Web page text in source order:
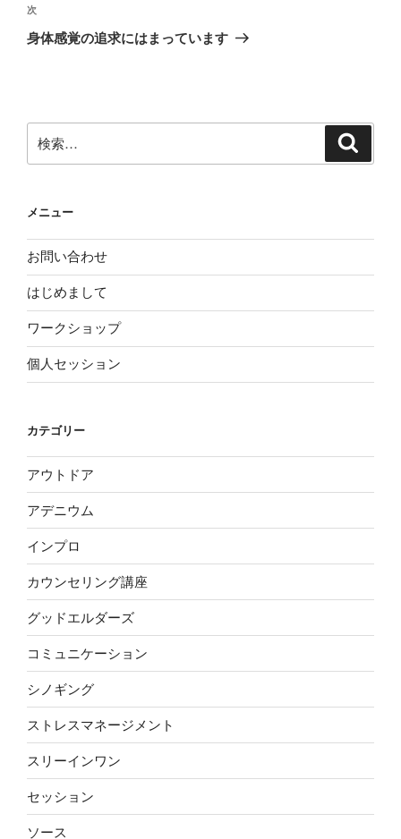
ビ
ゲ
ン
稿
次
の
次
身体感覚の追求にはまっています
索:
メニュー
お問い合わせ
はじめまして
ワークショップ
個人セッション
カテゴリー
アウトドア
アデニウム
インプロ
カウンセリング講座
グッドエルダーズ
コミュニケーション
シノギング
ストレスマネージメント
スリーインワン
セッション
ソース